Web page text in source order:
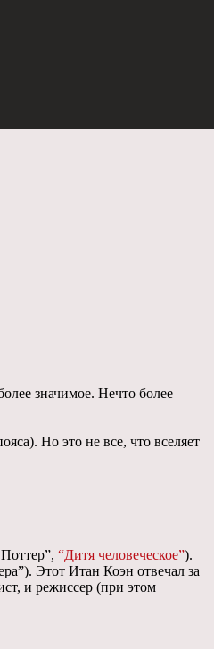
значимое. Нечто более
Но это не все, что вселяет
“Дитя человеческое”).
Этот Итан Коэн отвечал за
и режиссер (при этом